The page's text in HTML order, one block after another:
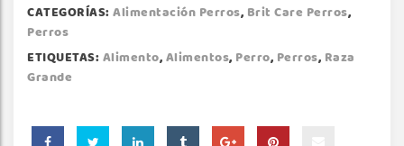
CATEGORÍAS: Alimentación Perros, Brit Care Perros,
Perros
ETIQUETAS: Alimento,Alimentos, Perro, Perros, Raza
Grande